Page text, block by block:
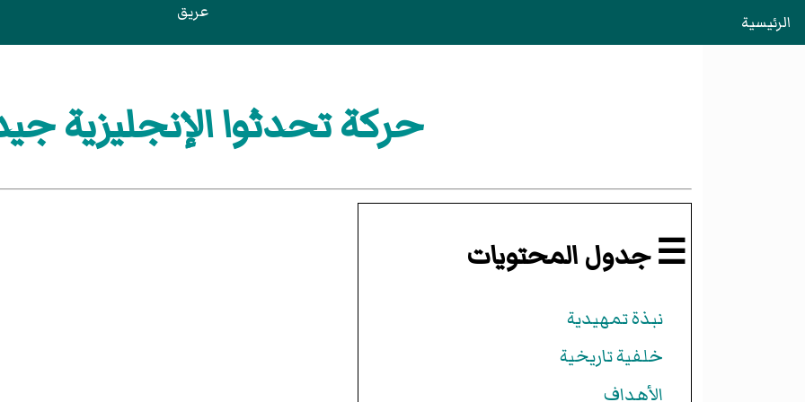
الرئيسية عريق
حركة تحدثوا الإنجليزية
☰ جدول المحتويات
نبذة تمهيدية
خلفية تاريخية
الأهداف